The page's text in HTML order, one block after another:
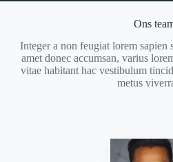
Ons
Integer a non feugiat lorem sapien
amet donec accumsan, varius
vitae habitant hac vestibulum
metus